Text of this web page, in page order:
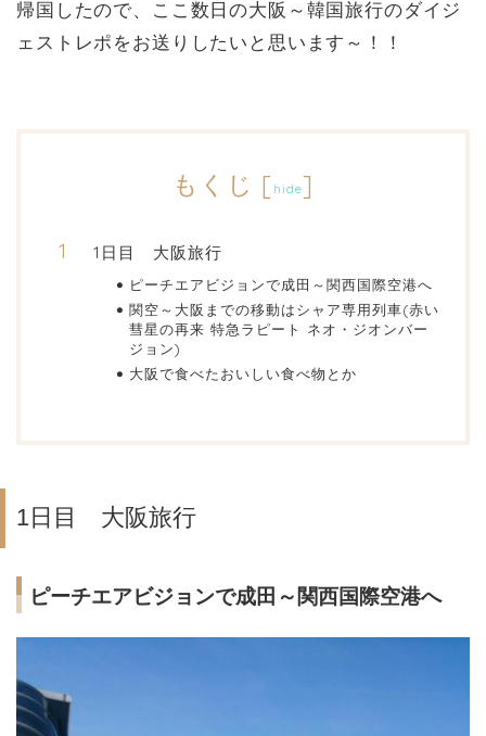
帰国したので、ここ数日の大阪～韓国旅行のダイジ
ェストレポをお送りしたいと思います～！！
もくじ [ hide]
1日目 大阪旅行
ピーチエアビジョンで成田～関西国際空港へ
関空～大阪までの移動はシャア専用列車(赤い
彗星の再来 特急ラピート ネオ・ジオンバー
ジョン)
大阪で食べたおいしい食べ物とか
1日目 大阪旅行
ピーチエアビジョンで成田～関西国際空港へ